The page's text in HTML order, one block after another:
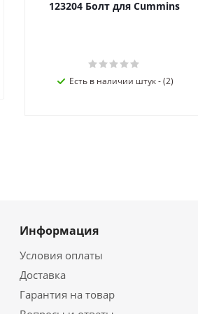
123204 Болт для Cummins
Есть в наличии штук - (2)
Информация
Условия оплаты
Доставка
Гарантия на товар